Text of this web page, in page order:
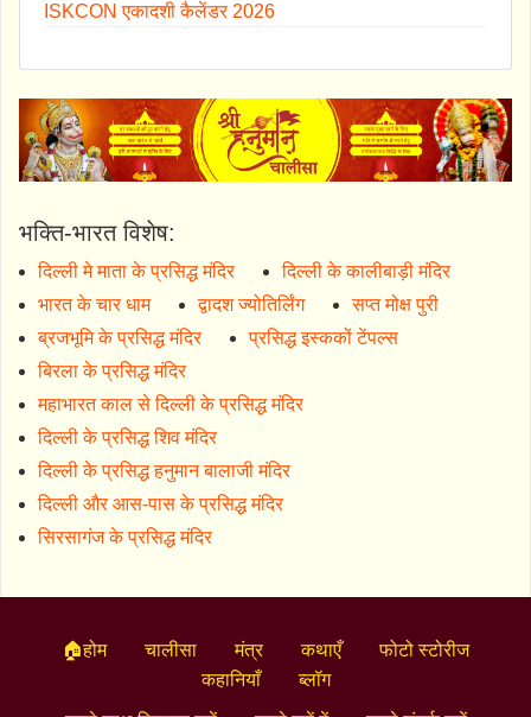
ISKCON एकादशी कैलेंडर 2026
भक्ति-भारत विशेष:
दिल्ली मे माता के प्रसिद्ध मंदिर
दिल्ली के कालीबाड़ी मंदिर
भारत के चार धाम
द्वादश ज्योतिर्लिंग
सप्त मोक्ष पुरी
ब्रजभूमि के प्रसिद्ध मंदिर
प्रसिद्ध इस्ककों टेंपल्स
बिरला के प्रसिद्ध मंदिर
महाभारत काल से दिल्ली के प्रसिद्ध मंदिर
दिल्ली के प्रसिद्ध शिव मंदिर
दिल्ली के प्रसिद्ध हनुमान बालाजी मंदिर
दिल्ली और आस-पास के प्रसिद्ध मंदिर
सिरसागंज के प्रसिद्ध मंदिर
🏠होम चालीसा मंत्र कथाएँ
फोटो स्टोरीज
कहानियाँ
ब्लॉग